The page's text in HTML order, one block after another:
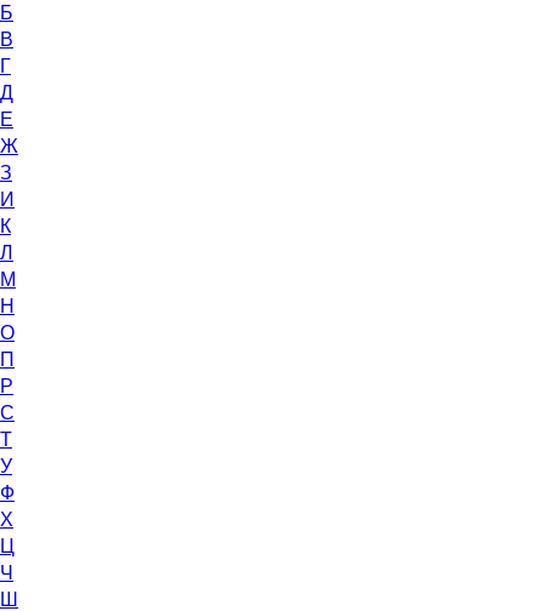
Б
В
Г
Д
Е
Ж
З
И
К
Л
М
Н
О
П
Р
С
Т
У
Ф
Х
Ц
Ч
Ш